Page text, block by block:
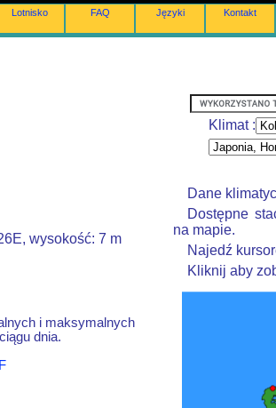
Lotnisko FAQ Języki Kontakt
Klimat :
wysokość: 7 m
i maksymalnych
dnia.
Dane
Dostępne
na mapie.
Najedź
Kliknij aby